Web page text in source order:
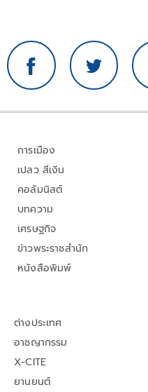
การเมือง
เปลว สีเงิน
คอลัมนิสต์
บทความ
เศรษฐกิจ
ข่าวพระราชสำนัก
หนังสือพิมพ์
ต่างประเทศ
อาชญากรรม
X-CITE
ยานยนต์